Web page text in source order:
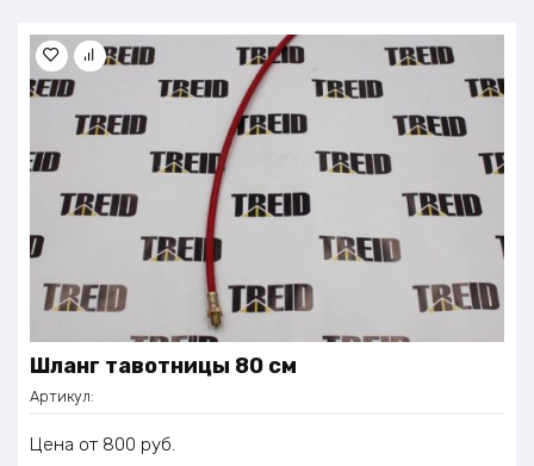
Шланг тавотницы 80 см
Артикул:
Цена 800 руб.